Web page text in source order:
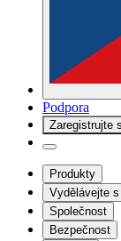
Podpora
Zaregistrujte
Produkty
Vydělávejte
Společnost
Bezpečnost